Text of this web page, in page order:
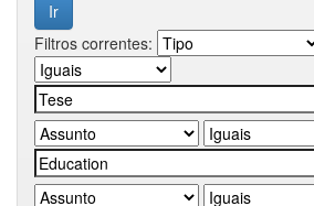
Filtros correntes: